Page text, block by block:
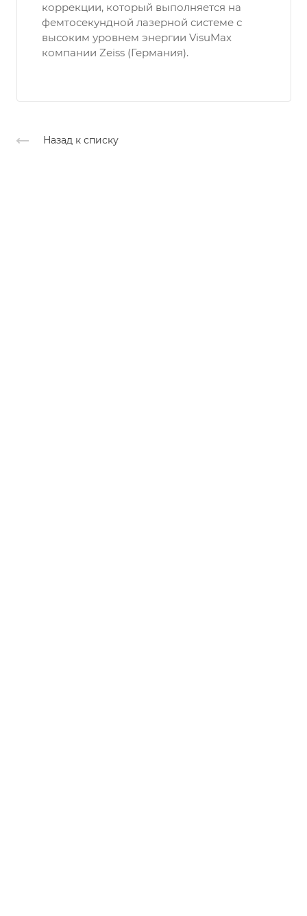
коррекции, который выполняется на
фемтосекундной лазерной системе с
высоким уровнем энергии VisuMax
компании Zeiss (Германия).
Назад к списку